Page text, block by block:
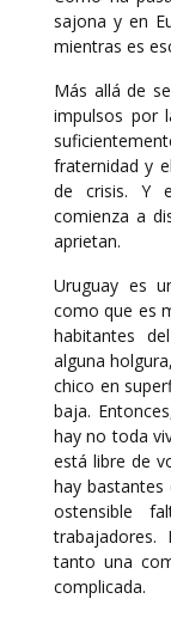
sajona y en
mientras es
Más allá de
impulsos por
fraternidad y
de crisis. Y
comienza a
aprietan.
Uruguay es
como que es
habitantes
alguna
chico en
baja.
hay no toda
está libre de
hay bastantes
ostensible
tanto una
complicada.